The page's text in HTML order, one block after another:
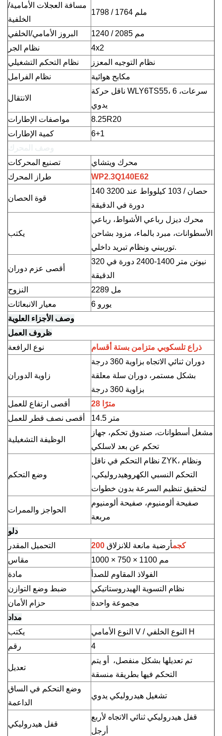
مسافة العجلات الأمامية/
الخلفية
1798 / 1764 ملم
البروز الأمامي/الخلفي
1240 / 2085 مم
نظام الجر
4x2
نظام التحكم التشغيلي
نظام التوجيه المعزز
نظام الفرامل
مكابح هوائية
الانتقال
ناقل حركة WLY6TS55، 6 سرعات،
يدوي
مواصفات الإطارات
8.25R20
كمية الإطارات
6+1
تصنيع المحركات
محرك ويتشاي
طراز المحرك
WP2.3Q140E62
قوة الحصان
140 حصان / 103 كيلوواط
عند 3200
دورة في الدقيقة
يكتب
محرك ديزل رباعي الأشواط، رباعي
الأسطوانات، مبرد بالماء، مزود بشاحن
توربيني ونظام تبريد داخلي.
أقصى عزم دوران
320 نيوتن متر
1400-2400 دورة في
الدقيقة
النزوح
2289 مل
معيار الانبعاثات
يورو 6
وصف الأجزاء العلوية
ظروف العمل
نوع الرافعة
ذراع تلسكوبي متزامن بستة أقسام
زاوية الدوران
دوران ثنائي الاتجاه بزاوية 360 درجة
بشكل مستمر، دوران سلة معلقة
بزاوية 360 درجة
أقصى ارتفاع للعمل
28 مترًا
أقصى نصف قطر للعمل
14.5 متر
الوظيفة التشغيلية
مشغل أسطوانات، صندوق تحكم، جهاز
تحكم عن بعد لاسلكي
وضع التحكم
نظام التحكم في ناقل ZYK، ونظام
التحكم النسبي الكهروهيدروليكي،
لتحقيق تنظيم السرعة بدون خطوات
الحواجز والممرات
صفيحة ألومنيوم، صفيحة ألومنيوم
مربعة
دلو
التحميل المقدر
200 كجمأرضية مانعة للانزلاق
مقاس
1000 × 750 × 1100 مم
مادة
الفولاذ المقاوم للصدأ
ضبط وضع التوازن
نظام التسوية الهيدروستاتيكي
حزام الأمان
مجموعة واحدة
مداد
يكتب
النوع الأمامي V / النوع الخلفي H
رقم
4
تعديل
تم تعديلها بشكل منفصل،
أو يتم
التحكم فيها بطريقة منسقة
وضع التحكم في الساق
الداعمة
تشغيل هيدروليكي يدوي
قفل هيدروليكي
قفل هيدروليكي ثنائي الاتجاه لأربع
أرجل